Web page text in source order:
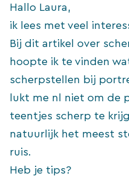
Hallo Laura,
ik lees met veel
Bij dit artikel over
hoopte ik te vinden
scherpstellen bij
lukt me nl niet om de
teentjes scherp te
natuurlijk het meest
ruis.
Heb je tips?